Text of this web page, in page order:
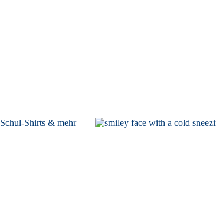
Schul-Shirts & mehr